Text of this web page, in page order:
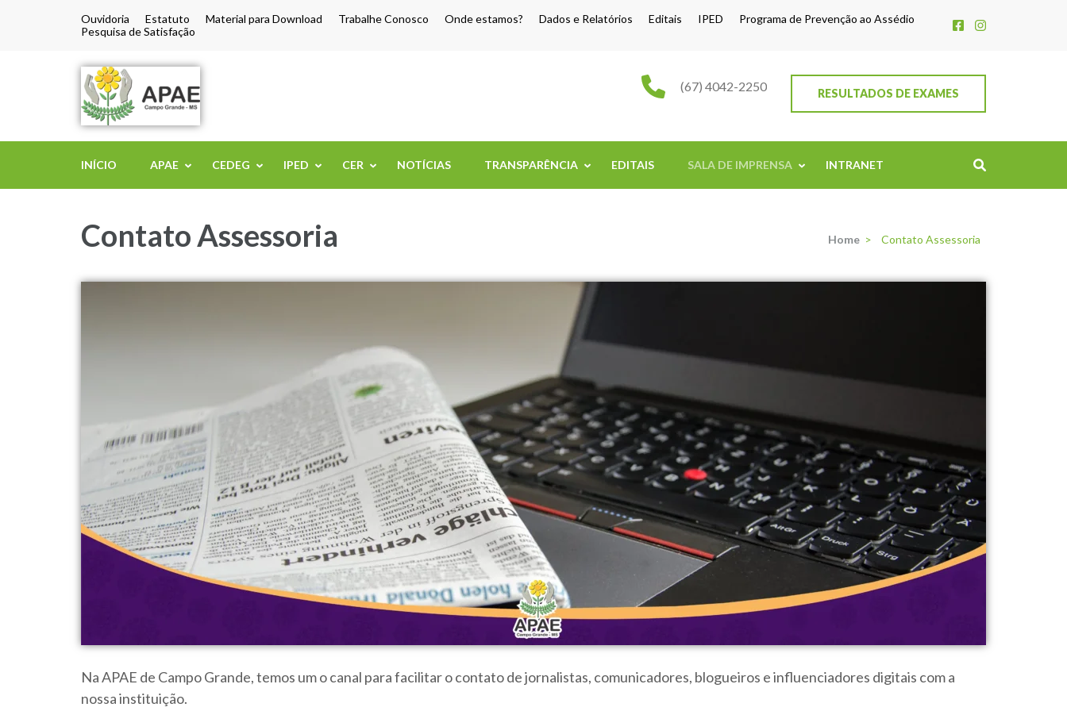
Ouvidoria Estatuto Material para Download Trabalhe Conosco Onde estamos? Dados e Relatórios Editais IPED
Programa de Prevenção ao Assédio
Pesquisa de Satisfação
RESULTADOS DE EXAMES
(67) 4042-2250
INÍCIO APAE CEDEG IPED CER NOTÍCIAS TRANSPARÊNCIA EDITAIS SALA DE IMPRENSA INTRANET
Contato Assessoria Home > Contato Assessoria
Na APAE de Campo Grande, temos um o canal para facilitar o contato de jornalistas, comunicadores, blogueiros e influenciadores digitais com a
nossa instituição.